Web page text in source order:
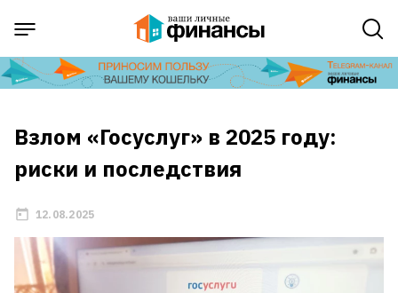
Взлом «Госуслуг» в 2025 году:
риски и последствия
12.08.2025